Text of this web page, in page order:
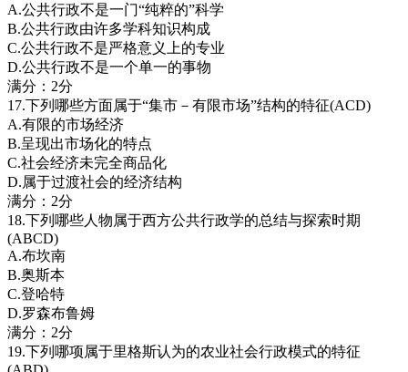
A.公共行政不是一门“纯粹的”科学
B.公共行政由许多学科知识构成
C.公共行政不是严格意义上的专业
D.公共行政不是一个单一的事物
满分：2分
17.下列哪些方面属于“集市－有限市场”结构的特征(ACD)
A.有限的市场经济
B.呈现出市场化的特点
C.社会经济未完全商品化
D.属于过渡社会的经济结构
满分：2分
18.下列哪些人物属于西方公共行政学的总结与探索时期
(ABCD)
A.布坎南
B.奥斯本
C.登哈特
D.罗森布鲁姆
满分：2分
19.下列哪项属于里格斯认为的农业社会行政模式的特征